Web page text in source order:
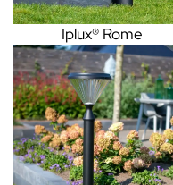
Iplux® Rome